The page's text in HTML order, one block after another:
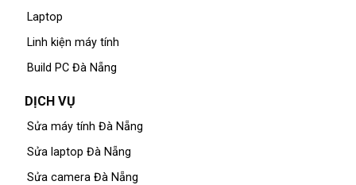
Laptop
Linh kiện máy tính
Build PC Đà Nẵng
DỊCH VỤ
Sửa máy tính Đà Nẵng
Sửa laptop Đà Nẵng
Sửa camera Đà Nẵng